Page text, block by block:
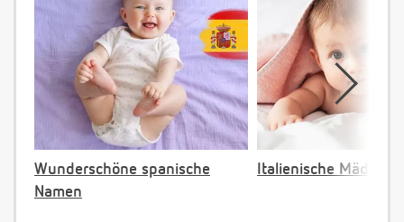
Wunderschöne spanische
Namen
Italienische